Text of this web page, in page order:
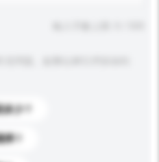
少？
？